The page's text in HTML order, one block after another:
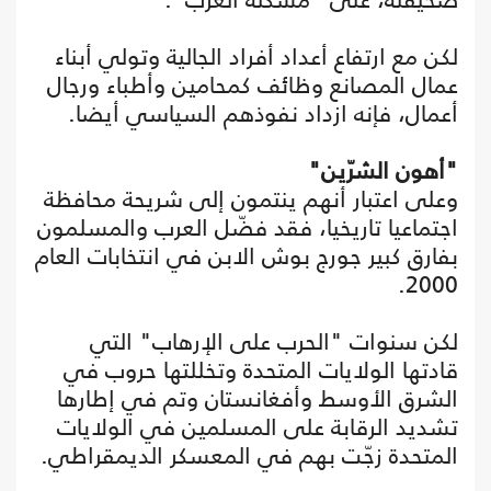
لكن مع ارتفاع أعداد أفراد الجالية وتولي أبناء
عمال المصانع وظائف كمحامين وأطباء ورجال
أعمال، فإنه ازداد نفوذهم السياسي أيضا.
"أهون الشرّين"
وعلى اعتبار أنهم ينتمون إلى شريحة محافظة
اجتماعيا تاريخيا، فقد فضّل العرب والمسلمون
بفارق كبير جورج بوش الابن في انتخابات العام
2000.
لكن سنوات "الحرب على الإرهاب" التي
قادتها الولايات المتحدة وتخللتها حروب في
الشرق الأوسط وأفغانستان وتم في إطارها
تشديد الرقابة على المسلمين في الولايات
المتحدة زجّت بهم في المعسكر الديمقراطي.